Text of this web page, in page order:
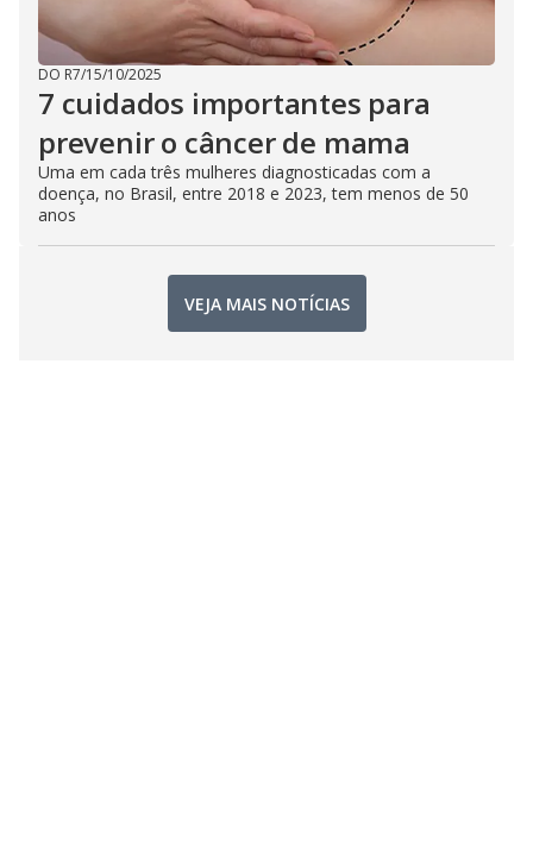
DO R7/15/10/2025
7 cuidados importantes para
prevenir o câncer de mama
Uma em cada três mulheres diagnosticadas com a
doença, no Brasil, entre 2018 e 2023, tem menos de 50
anos
VEJA MAIS NOTÍCIAS